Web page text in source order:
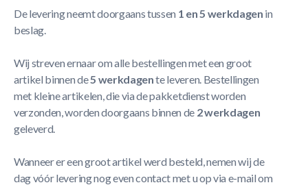
De levering neemt doorgaans tussen 1 en 5 werkdagen in
beslag.
Wij streven ernaar om alle bestellingen met een groot
artikel binnen de5 werkdagente leveren. Bestellingen
met kleine artikelen, die via de pakketdienst worden
verzonden, worden doorgaans binnen de 2 werkdagen
geleverd.
Wanneer er een groot artikel werd besteld, nemen wij de
dag vóór levering nog even contact met u op via e-mail om